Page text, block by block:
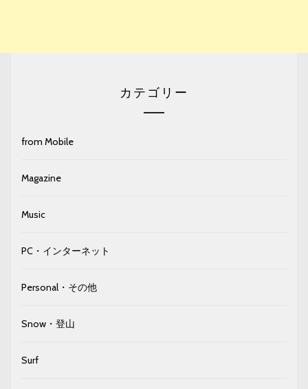
カテゴリー
from Mobile
Magazine
Music
PC・インターネット
Personal・その他
Snow・登山
Surf